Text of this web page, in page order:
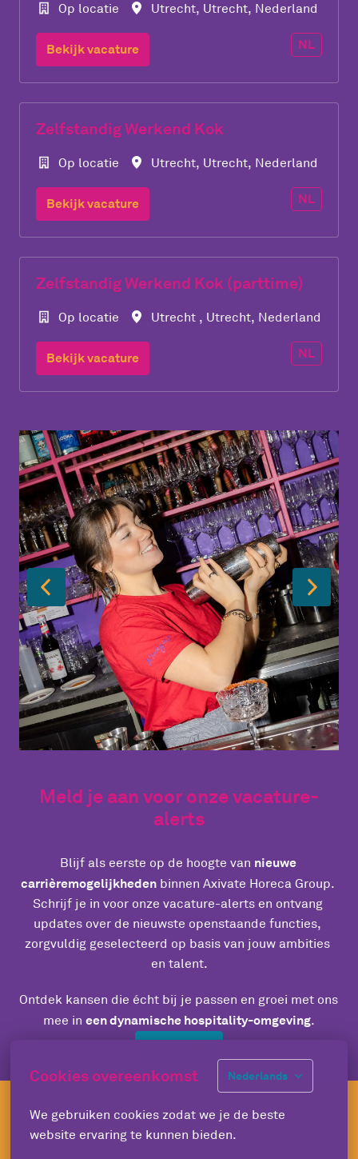
Cookies overeenkomst Nederlands
We gebruiken cookies zodat we je de beste
website ervaring te kunnen bieden.
Op locatie Utrecht, Utrecht, Nederland
Bekijk vacature NL
Zelfstandig Werkend Kok
Op locatie Utrecht, Utrecht, Nederland
Bekijk vacature NL
Zelfstandig Werkend Kok (parttime)
Op locatie Utrecht , Utrecht, Nederland
Bekijk vacature NL
Meld je aan voor onze vacature-
alerts
Blijf als eerste op de hoogte van nieuwe
carrièremogelijkheden binnen Axivate Horeca Group.
Schrijf je in voor onze vacature-alerts en ontvang
updates over de nieuwste openstaande functies,
zorgvuldig geselecteerd op basis van jouw ambities
en talent.
Ontdek kansen die écht bij je passen en groei met ons
mee in een dynamische hospitality-omgeving.